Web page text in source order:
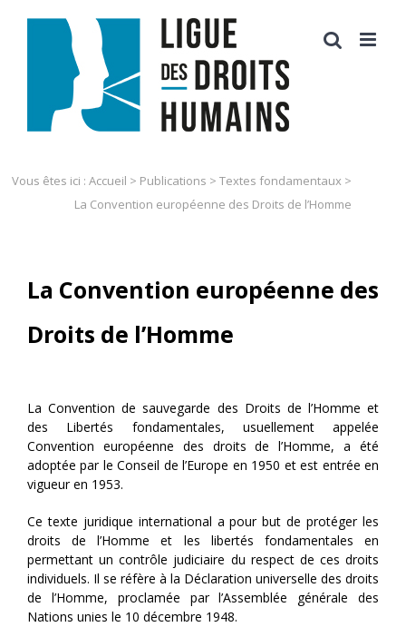
Vous êtes ici : Accueil > Publications > Textes fondamentaux >
La Convention européenne des Droits de l’Homme
La Convention européenne des
Droits de l’Homme
La Convention de sauvegarde des Droits de l’Homme et
des Libertés fondamentales, usuellement appelée
Convention européenne des droits de l’Homme, a été
adoptée par le Conseil de l’Europe en 1950 et est entrée en
vigueur en 1953.
Ce texte juridique international a pour but de protéger les
droits de l’Homme et les libertés fondamentales en
permettant un contrôle judiciaire du respect de ces droits
individuels. Il se réfère à la Déclaration universelle des droits
de l’Homme, proclamée par l’Assemblée générale des
Nations unies le 10 décembre 1948.